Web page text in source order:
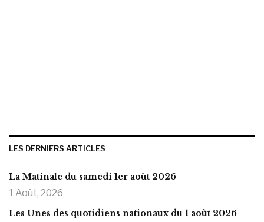
LES DERNIERS ARTICLES
La Matinale du samedi 1er août 2026
1 Août, 2026
Les Unes des quotidiens nationaux du 1 août 2026